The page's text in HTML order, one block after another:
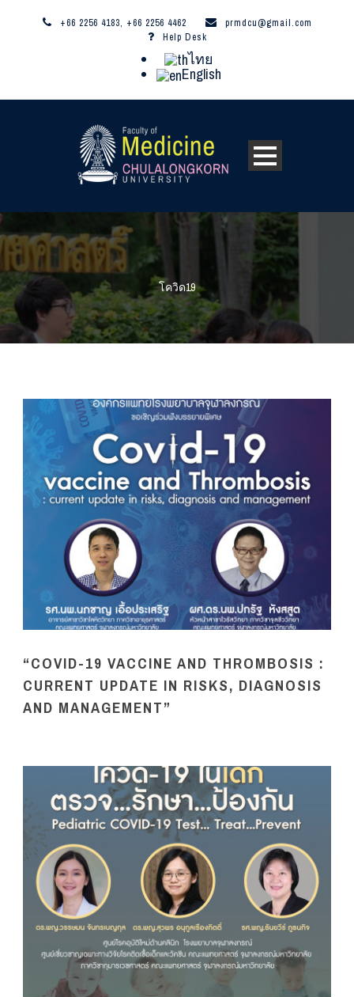
+66 2256 4183, +66 2256 4462
prmdcu@gmail.com
Help Desk
ไทย
English
โควิด19
“COVID-19 VACCINE AND THROMBOSIS :
CURRENT UPDATE IN RISKS, DIAGNOSIS
AND MANAGEMENT”